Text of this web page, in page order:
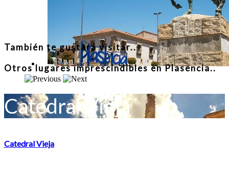
También te gustará visitar..
Otros lugares imprescindibles en Plasencia..
Catedral Vieja
Catedral Vieja